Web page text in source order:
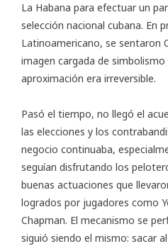
La Habana para efectuar un
selección nacional cubana. En
Latinoamericano, se sentaron
imagen cargada de
aproximación era irreversible.
Pasó el tiempo, no llegó el
las elecciones y los
negocio continuaba,
seguían disfrutando los
buenas actuaciones que
logrados por jugadores como
Chapman. El mecanismo se
siguió siendo el mismo: sacar